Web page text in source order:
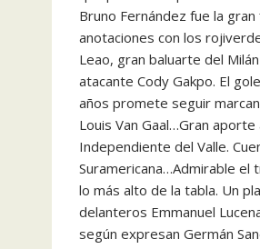
Bruno Fernández fue la
anotaciones con los
Leao, gran baluarte del
atacante Cody Gakpo. El
años promete seguir
Louis Van Gaal…Gran
Independiente del Valle.
Suramericana…Admirable el
lo más alto de la tabla. Un
delanteros Emmanuel
según expresan Germán